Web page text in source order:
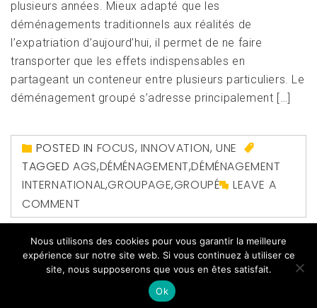
plusieurs années. Mieux adapté que les
déménagements traditionnels aux réalités de
l’expatriation d’aujourd’hui, il permet de ne faire
transporter que les effets indispensables en
partageant un conteneur entre plusieurs particuliers. Le
déménagement groupé s’adresse principalement […]
POSTED IN FOCUS, INNOVATION,UNE
TAGGEDAGS,DÉMÉNAGEMENT,DÉMÉNAGEMENT
INTERNATIONAL,GROUPAGE,GROUPÉ
LEAVE A
COMMENT
Nous utilisons des cookies pour vous garantir la meilleure
expérience sur notre site web. Si vous continuez à utiliser ce
site, nous supposerons que vous en êtes satisfait.
Ok